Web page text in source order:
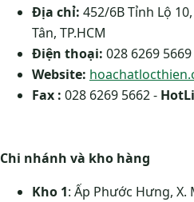
Địa chỉ: 452/6B Tỉnh Lộ
Tân, TP.HCM
Điện thoại: 028 6269
Website:
Fax : 028 6269 5662 -
Chi nhánh và kho hàng
Kho 1: Ấp Phước Hưng, X.